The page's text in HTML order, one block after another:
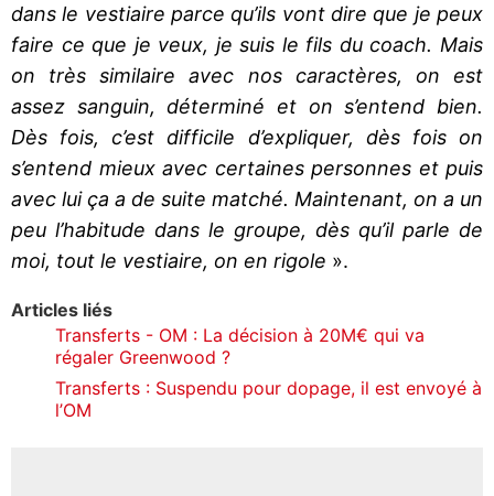
dans le vestiaire parce qu’ils vont dire que je peux
faire ce que je veux, je suis le fils du coach. Mais
on très similaire avec nos caractères, on est
assez sanguin, déterminé et on s’entend bien.
Dès fois, c’est difficile d’expliquer, dès fois on
s’entend mieux avec certaines personnes et puis
avec lui ça a de suite matché. Maintenant, on a un
peu l’habitude dans le groupe, dès qu’il parle de
moi, tout le vestiaire, on en rigole ».
Articles liés
Transferts - OM : La décision à 20M€ qui va
régaler Greenwood ?
Transferts : Suspendu pour dopage, il est envoyé à
l’OM